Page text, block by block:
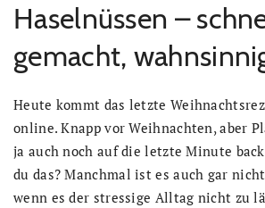
Haselnüssen –
gemacht,
Heute kommt das letzte
online. Knapp vor Weihnachten, aber
ja auch noch auf die letzte Minute
du das? Manchmal ist es auch gar
wenn es der stressige Alltag nicht zu